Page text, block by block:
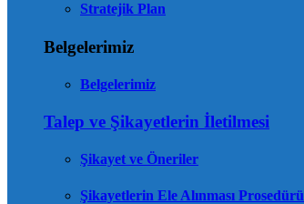
Stratejik Plan
Belgelerimiz
Belgelerimiz
Talep ve Şikayetlerin İletilmesi
Şikayet ve Öneriler
Şikayetlerin Ele Alınması Prosedürü